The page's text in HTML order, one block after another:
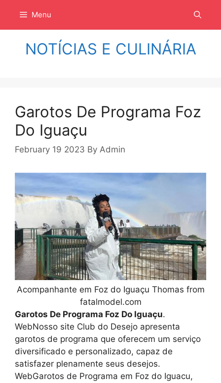
isi
Menu
NOTÍCIAS E CULINÁRIA
Garotos De Programa Foz
Do Iguaçu
February 19 2023 By Admin
Acompanhante em Foz do Iguaçu Thomas from
fatalmodel.com
Garotos De Programa Foz Do Iguaçu.
WebNosso site Club do Desejo apresenta
garotos de programa que oferecem um serviço
diversificado e personalizado, capaz de
satisfazer plenamente seus desejos.
WebGarotos de Programa em Foz do Iguacu,